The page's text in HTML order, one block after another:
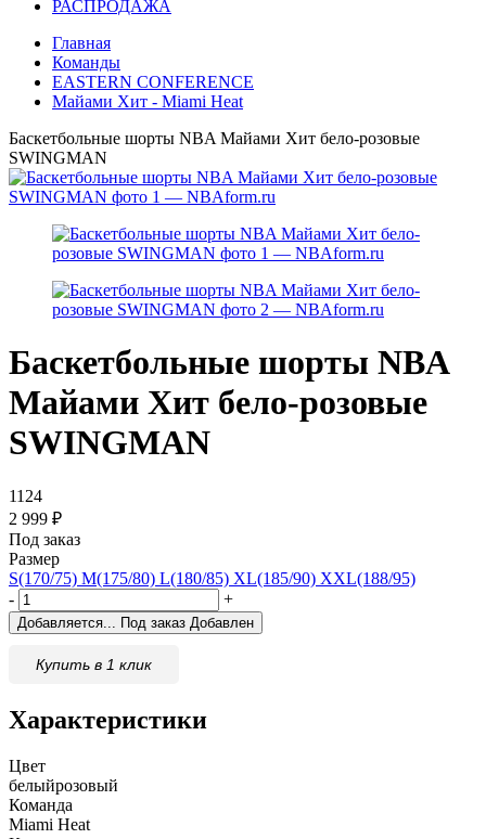
РАСПРОДАЖА
Главная
Команды
EASTERN CONFERENCE
Майами Хит - Miami Heat
Баскетбольные шорты NBA Майами Xит бело-розовые
SWINGMAN
Баскетбольные шорты NBA
Майами Xит бело-розовые
SWINGMAN
1124
2 999 ₽
Под заказ
Размер
S(170/75) M(175/80) L(180/85) XL(185/90) XXL(188/95)
-
+
Добавляется... Под заказ Добавлен
Купить в 1 клик
Характеристики
Цвет
белыйрозовый
Команда
Miami Heat